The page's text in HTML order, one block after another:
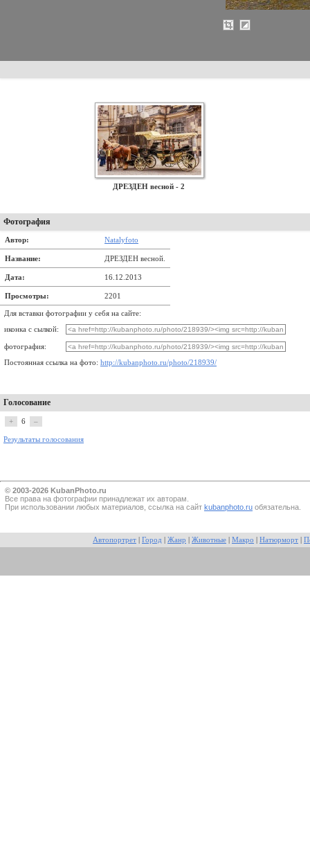
ДРЕЗДЕН весной - 2
Фотография
Автор: Natalyfoto
Название: ДРЕЗДЕН весной.
Дата: 16.12.2013
Просмотры: 2201
Для вставки фотографии у себя на сайте:
иконка с сылкой:
фотография:
Постоянная ссылка на фото: http://kubanphoto.ru/photo/218939/
Голосование
+ 6 –
Результаты голосования
© 2003-2026 KubanPhoto.ru
Все прaва на фотографии принадлежат их авторам.
При использовании любых материалов, ссылка на сайт kubanphoto.ru обязательна.
Автопортрет Город Жанр Животные Макро Натюрморт